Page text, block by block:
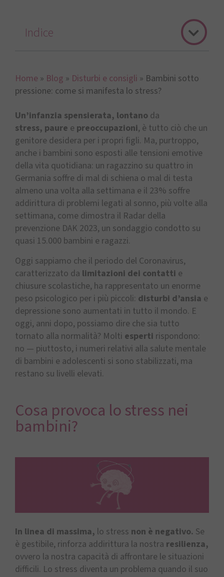
Home » Blog » Disturbi e consigli » Bambini sotto
pressione: come si manifesta lo stress?
Un’infanzia spensierata, lontano da
stress, paure e preoccupazioni, è tutto ciò che un
genitore desidera per i propri figli. Ma, purtroppo,
anche i bambini sono esposti alle tensioni emotive
della vita quotidiana: un ragazzino su quattro in
Germania soffre di mal di schiena o mal di testa
almeno una volta alla settimana e il 23% soffre
addirittura di problemi legati al sonno, più volte alla
settimana, come dimostra il Radar della
prevenzione DAK 2023, un sondaggio condotto su
quasi 15.000 bambini e ragazzi.
Oggi sappiamo che il periodo del Coronavirus,
caratterizzato da limitazioni dei contatti e
chiusure scolastiche, ha rappresentato un enorme
peso psicologico per i più piccoli: disturbi d’ansia e
depressione sono aumentati in tutto il mondo. E
oggi, anni dopo, possiamo dire che sia tutto
tornato alla normalità? Molti esperti rispondono:
no — piuttosto, i numeri relativi alla salute mentale
di bambini e adolescenti si sono stabilizzati, ma
restano su livelli elevati.
Cosa provoca lo stress nei
bambini?
In linea di massima, lo stress non è negativo. Se
è gestibile, rinforza addirittura la nostra resilienza,
ovvero la nostra capacità di affrontare le situazioni
difficili. Lo stress diventa un problema quando il suo
Indice